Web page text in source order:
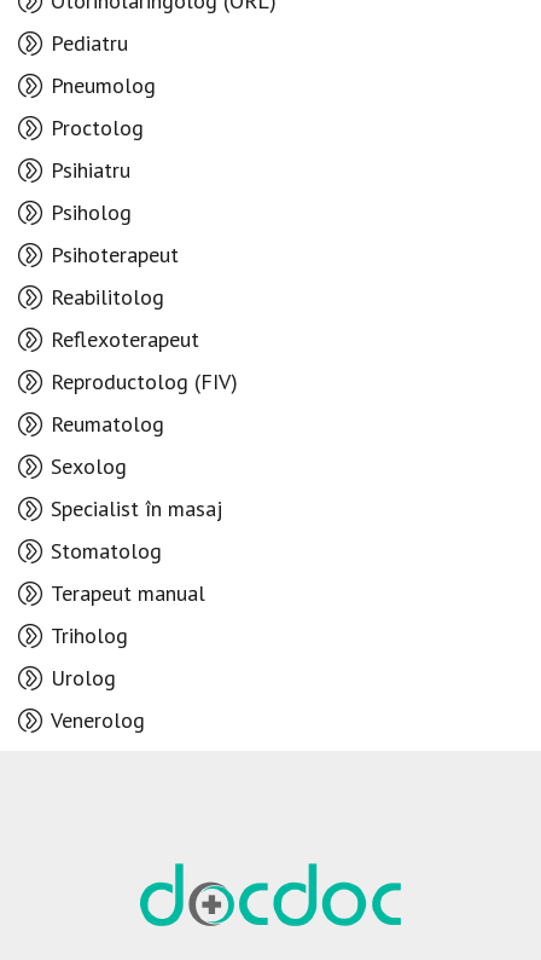
Pediatru
Pneumolog
Proctolog
Psihiatru
Psiholog
Psihoterapeut
Reabilitolog
Reflexoterapeut
Reproductolog (FIV)
Reumatolog
Sexolog
Specialist în masaj
Stomatolog
Terapeut manual
Triholog
Urolog
Venerolog